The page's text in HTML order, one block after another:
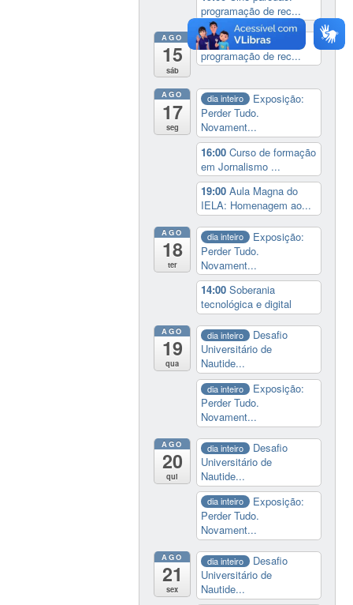
programação de rec...
AGO
15
sáb
19:00 Cine paredão:
programação de rec...
AGO
17
seg
dia inteiro
Exposição:
Perder Tudo.
Novament...
16:00Curso de formação
em Jornalismo ...
19:00Aula Magna do
IELA: Homenagem ao...
AGO
18
ter
dia inteiro
Exposição:
Perder Tudo.
Novament...
14:00Soberania
tecnológica e digital
AGO
19
qua
dia inteiro
Desafio
Universitário de
Nautide...
dia inteiro
Exposição:
Perder Tudo.
Novament...
AGO
20
qui
dia inteiro
Desafio
Universitário de
Nautide...
dia inteiro
Exposição:
Perder Tudo.
Novament...
AGO
21
sex
dia inteiro
Desafio
Universitário de
Nautide...